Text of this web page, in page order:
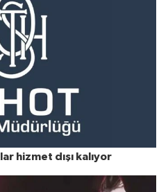
hizmet dışı kalıyor